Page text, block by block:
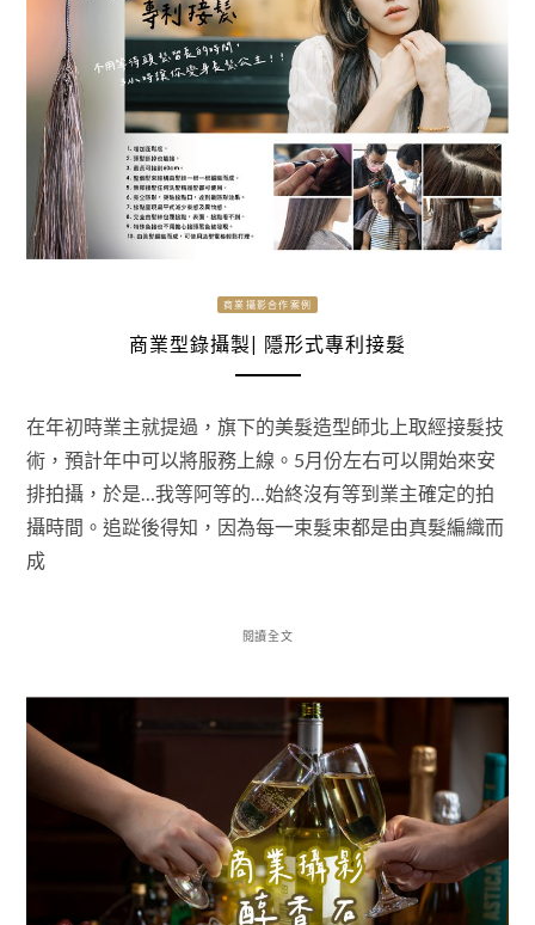
商業攝影合作案例
商業型錄攝製| 隱形式專利接髮
在年初時業主就提過，旗下的美髮造型師北上取經接髮技
術，預計年中可以將服務上線。5月份左右可以開始來安
排拍攝，於是…我等阿等的…始終沒有等到業主確定的拍
攝時間。追踨後得知，因為每一束髮束都是由真髮編織而
成
閱讀全文